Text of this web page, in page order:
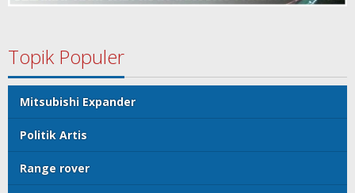
Topik Populer
Mitsubishi Expander
Politik Artis
Range rover